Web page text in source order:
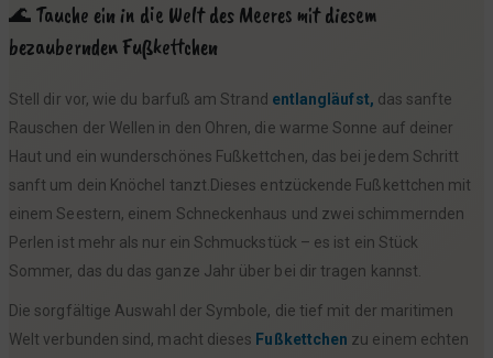
🌊 Tauche ein in die Welt des Meeres mit diesem
bezaubernden Fußkettchen
Stell dir vor, wie du barfuß am Strand entlangläufst, das sanfte
Rauschen der Wellen in den Ohren, die warme Sonne auf deiner
Haut und ein wunderschönes Fußkettchen, das bei jedem Schritt
sanft um dein Knöchel tanzt.Dieses entzückende Fußkettchen mit
einem Seestern, einem Schneckenhaus und zwei schimmernden
Perlen ist mehr als nur ein Schmuckstück – es ist ein Stück
Sommer, das du das ganze Jahr über bei dir tragen kannst.
Die sorgfältige Auswahl der Symbole, die tief mit der maritimen
Welt verbunden sind, macht dieses Fußkettchen zu einem echten